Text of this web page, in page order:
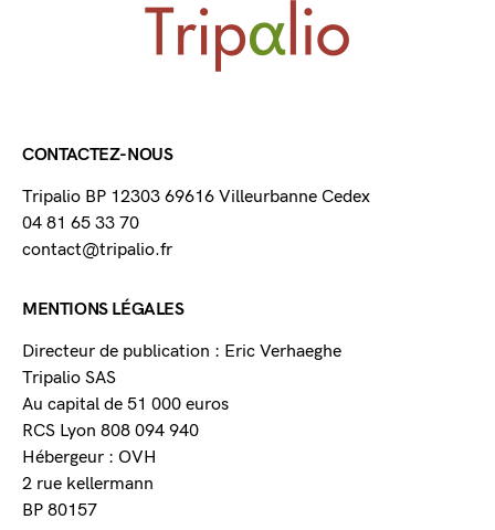
CONTACTEZ-NOUS
Tripalio BP 12303 69616 Villeurbanne Cedex
04 81 65 33 70
contact@tripalio.fr
MENTIONS LÉGALES
Directeur de publication : Eric Verhaeghe
Tripalio SAS
Au capital de 51 000 euros
RCS Lyon 808 094 940
Hébergeur : OVH
2 rue kellermann
BP 80157